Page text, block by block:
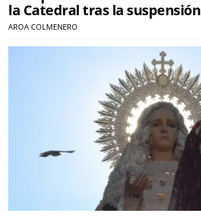
la Catedral tras la
AROA COLMENERO